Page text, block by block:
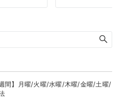
週間】月曜/火曜/水曜/木曜/金曜/土曜/